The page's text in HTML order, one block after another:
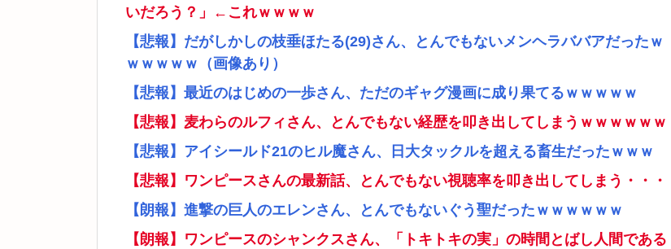
いだろう？」←これｗｗｗｗ
【悲報】だがしかしの枝垂ほたる(29)さん、とんでもないメンヘラババアだったｗ
ｗｗｗｗｗ（画像あり）
【悲報】最近のはじめの一歩さん、ただのギャグ漫画に成り果てるｗｗｗｗｗ
【悲報】麦わらのルフィさん、とんでもない経歴を叩き出してしまうｗｗｗｗｗｗ
【悲報】アイシールド21のヒル魔さん、日大タックルを超える畜生だったｗｗｗ
【悲報】ワンピースさんの最新話、とんでもない視聴率を叩き出してしまう・・・
【朗報】進撃の巨人のエレンさん、とんでもないぐう聖だったｗｗｗｗｗｗ
【朗報】ワンピースのシャンクスさん、「トキトキの実」の時間とばし人間である